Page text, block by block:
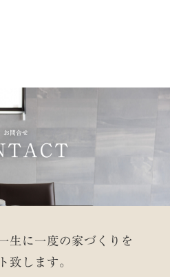
お問合せ
生に一度の家づくりを
致します。